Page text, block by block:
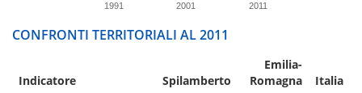
1991 2001 2011
CONFRONTI TERRITORIALI AL 2011
Indicatore Spilamberto
Emilia-
Romagna
Italia